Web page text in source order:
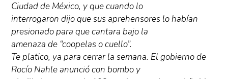
Ciudad de México, y que cuando lo
interrogaron dijo que sus aprehensores lo habían
presionado para que cantara bajo la
amenaza de “coopelas o cuello”.
Te platico, ya para cerrar la semana. El gobierno de
Rocío Nahle anunció con bombo y